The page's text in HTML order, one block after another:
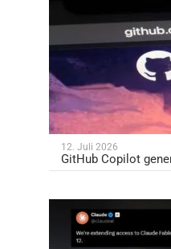
12. Juli 2026
GitHub Copilot